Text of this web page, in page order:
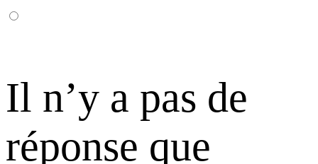
Il n’y a pas de
réponse que